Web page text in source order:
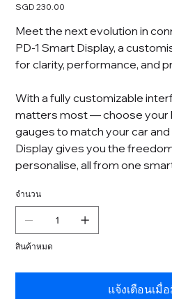
ราคา
SGD 230.00
Meet the next evolution in
PD-1 Smart Display, a
for clarity, performance, and
With a fully customizable
matters most — choose your
gauges to match your car
Display gives you the
personalise, all from one
จำนวน
สินค้าหมด
แจ้งเตือนเมื่